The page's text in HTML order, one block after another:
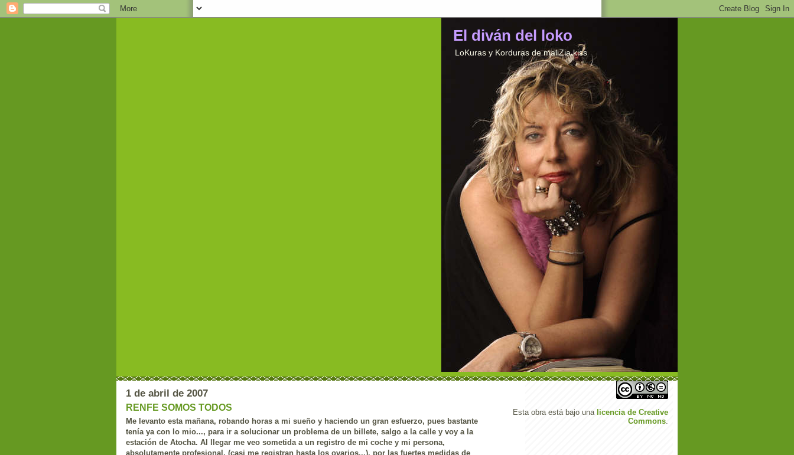
El diván del loko
LoKuras y Korduras de maliZia kiss
1 de abril de 2007
RENFE SOMOS TODOS
Me levanto esta mañana, robando horas a mi sueño y haciendo un gran esfuerzo, pues bastante
tenía ya con lo mio..., para ir a solucionar un problema de un billete, salgo a la calle y voy a la
estación de Atocha. Al llegar me veo sometida a un registro de mi coche y mi persona,
absolutamente profesional, (casi me registran hasta los ovarios...), por las fuertes medidas de
Esta obra está bajo una licencia de Creative
Commons.